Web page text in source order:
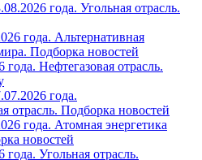
года. Угольная отрасль.
года. Альтернативная
Подборка новостей
года. Нефтегазовая отрасль.
года.
отрасль. Подборка новостей
года. Атомная энергетика
новостей
года. Угольная отрасль.